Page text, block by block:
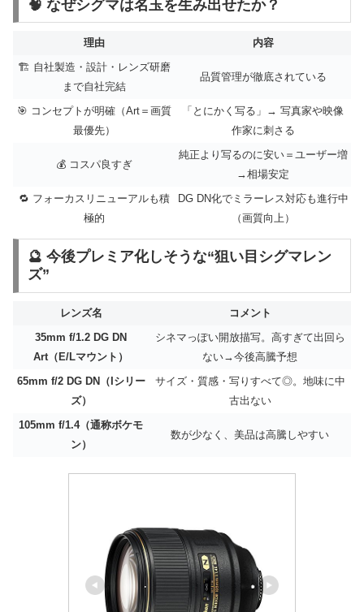
🧠 なぜシグマは名玉を生み出せたか？
理由
内容
🏗️ 自社製造・設計・レンズ研磨
まで自社完結
品質管理が徹底されている
🎯 コンセプトが明確（Art＝画質
最優先）
「とにかく写る」→ 写真家や映像
作家に刺さる
💰 コスパ良すぎ
純正より写るのに安い＝ユーザー増
→相場安定
🔁 フォーカスリニューアルも積
極的
DG DN化でミラーレス対応も進行中
（画質向上）
🔮 今後プレミア化しそうな“狙い目シグマレン
ズ”
レンズ名
コメント
35mm f/1.2 DG DN
Art（E/Lマウント）
シネマっぽい開放描写。高すぎて出回ら
ない→今後高騰予想
65mm f/2 DG DN（Iシリー
ズ）
サイズ・質感・写りすべて◎。地味に中
古出ない
105mm f/1.4（通称ボケモ
ン）
数が少なく、美品は高騰しやすい